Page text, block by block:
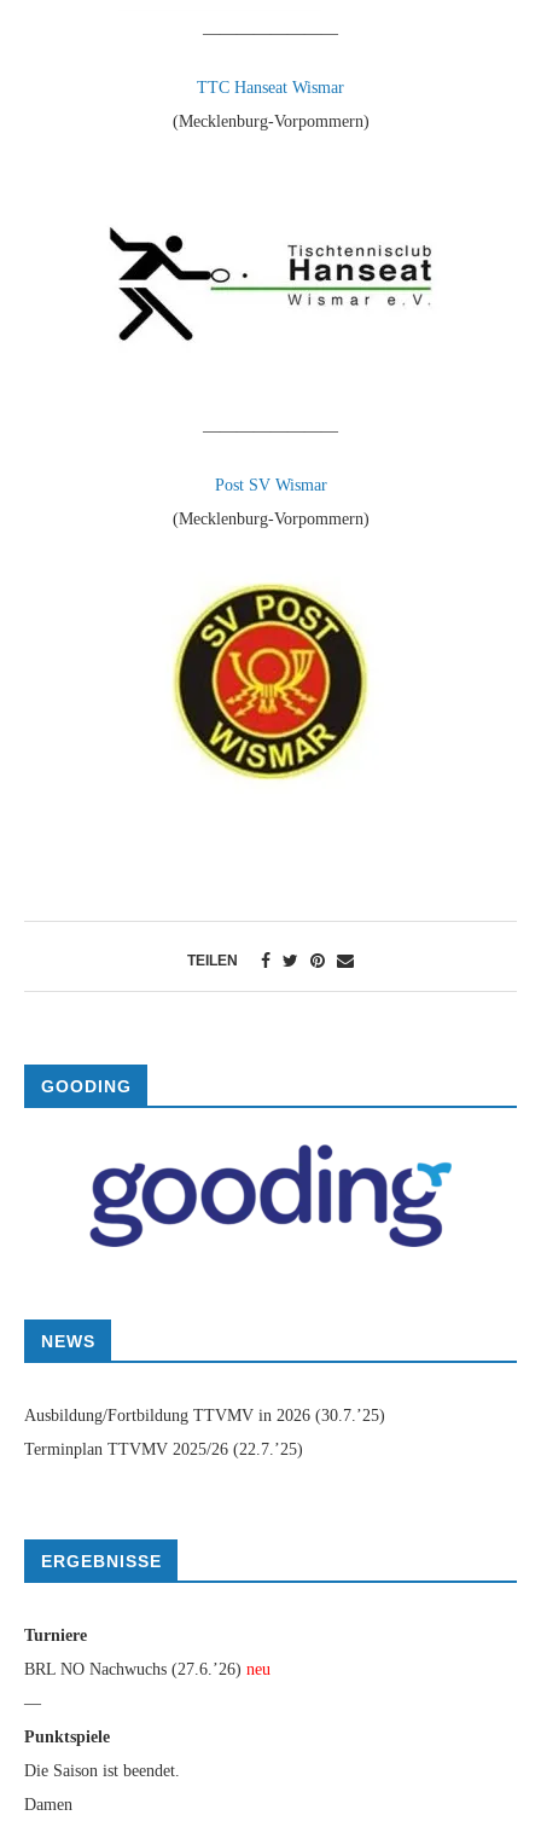
————————
TTC Hanseat Wismar
(Mecklenburg-Vorpommern)
————————
Post SV Wismar
(Mecklenburg-Vorpommern)
TEILEN
GOODING
NEWS
Ausbildung/Fortbildung TTVMV in 2026 (30.7.’25)
Terminplan TTVMV 2025/26 (22.7.’25)
ERGEBNISSE
Turniere
BRL NO Nachwuchs (27.6.’26) neu
—
Punktspiele
Die Saison ist beendet.
Damen